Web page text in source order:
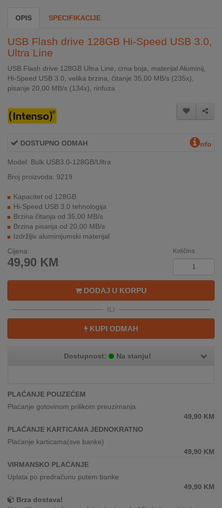
PC
GAME
INTERNO
MOJ
NALOG
AKCIJE
BRENDOVI
U
PONUDI
KONTAKT
KUPOVINA
NA
RATE
I
SERVIS
KUPITI?
IZ
INOSTRANSTVA
OZNAKE
UČINKOVITOSTI
DIGITALIS
OPIS SPECIFIKACIJE
USB Flash drive 128GB Hi-Speed USB 3.0,
Ultra Line
USB Flash drive 128GB Ultra Line, crna boja, materijal Aluminij,
Hi-Speed USB 3.0, velika brzina, čitanje 35,00 MB/s (235x),
pisanje 20,00 MB/s (134x), rinfuza
DOSTUPNO ODMAH nfo
Model: Bulk USB3.0-128GB/Ultra
Broj proizvoda: 9219
Kapacitet od 128GB
Hi-Speed USB 3.0 tehnologija
Brzina čitanja od 35,00 MB/s
Brzina pisanja od 20,00 MB/s
Izdržljiv aluminijumski materijal
Cijena:
49,90 KM
Količina
DODAJ U KORPU
ILI
KUPI ODMAH
Dostupnost: Na stanju!
PLAĆANJE POUZEĆEM
Plaćanje gotovinom prilikom preuzimanja
49,90 KM
PLAĆANJE KARTICAMA JEDNOKRATNO
Plaćanje karticama(sve banke)
49,90 KM
VIRMANSKO PLAĆANJE
Uplata po predračunu putem banke
49,90 KM
Brza dostava!